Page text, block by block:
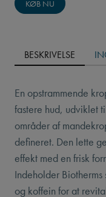
KØB NU
BESKRIVELSE
En opstrammende
fastere hud, udviklet
områder af
defineret. Den lette
effekt med en frisk
Indeholder
og koffein for at